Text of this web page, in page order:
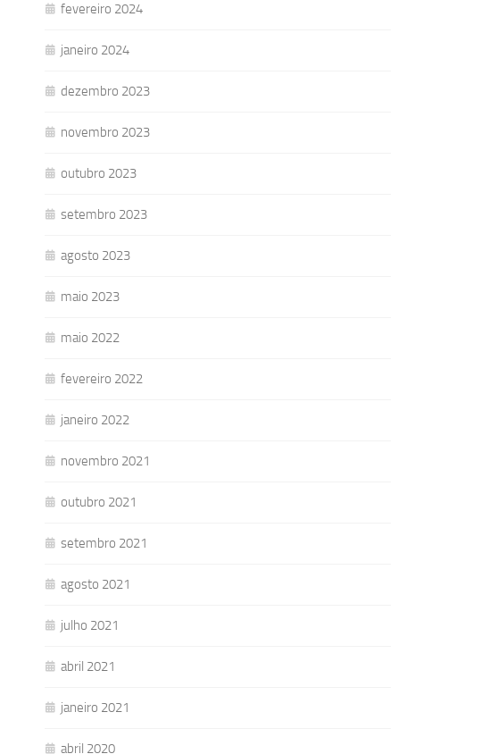
fevereiro 2024
janeiro 2024
dezembro 2023
novembro 2023
outubro 2023
setembro 2023
agosto 2023
maio 2023
maio 2022
fevereiro 2022
janeiro 2022
novembro 2021
outubro 2021
setembro 2021
agosto 2021
julho 2021
abril 2021
janeiro 2021
abril 2020